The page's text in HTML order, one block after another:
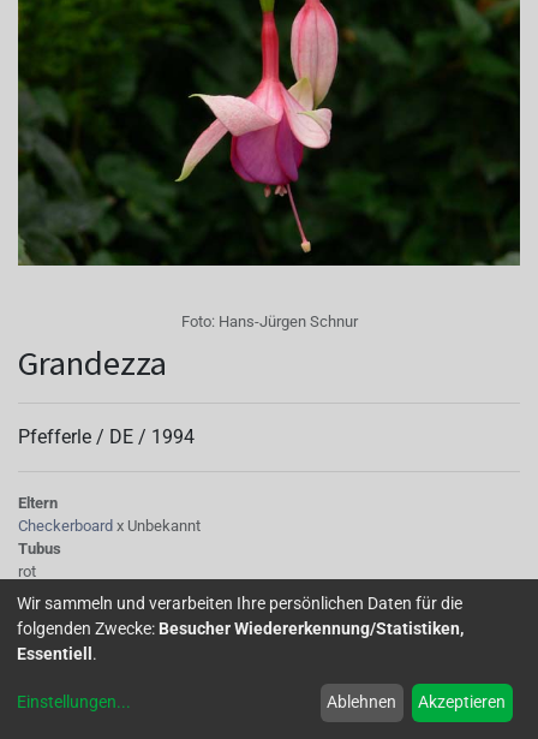
Foto: Hans-Jürgen Schnur
Grandezza
Pfefferle / DE / 1994
Eltern
Checkerboard x Unbekannt
Tubus
rot
Sepalen
weiß
Korolle/Petalen
lilapurpur
einfach
Wir sammeln und verarbeiten Ihre persönlichen Daten für die
folgenden Zwecke: Besucher Wiedererkennung/Statistiken,
Essentiell .
Einstellungen... Ablehnen Akzeptieren